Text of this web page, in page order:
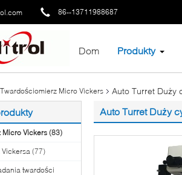
86--13711988687
Dom Produkty
Twardościomierz Micro Vickers Auto Turret Duży
Vickers (83)
(77)
twardości
Auto Turret Duży